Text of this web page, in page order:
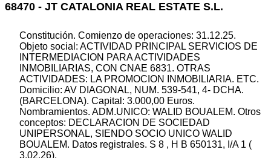
68470 - JT CATALONIA REAL ESTATE S.L.
Constitución. Comienzo de operaciones: 31.12.25.
Objeto social: ACTIVIDAD PRINCIPAL SERVICIOS DE
INTERMEDIACION PARA ACTIVIDADES
INMOBILIARIAS, CON CNAE 6831. OTRAS
ACTIVIDADES: LA PROMOCION INMOBILIARIA. ETC.
Domicilio: AV DIAGONAL, NUM. 539-541, 4- DCHA.
(BARCELONA). Capital: 3.000,00 Euros.
Nombramientos. ADM.UNICO: WALID BOUALEM. Otros
conceptos: DECLARACION DE SOCIEDAD
UNIPERSONAL, SIENDO SOCIO UNICO WALID
BOUALEM. Datos registrales. S 8 , H B 650131, I/A 1 (
3.02.26).